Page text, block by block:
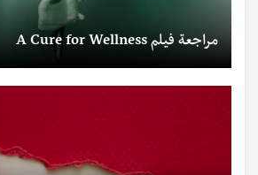
مراجعة فيلم A Cure for Wellness